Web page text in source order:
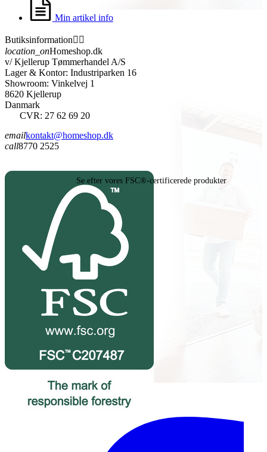
Min artikel info
Butiksinformation 
location_onHomeshop.dk
v/ Kjellerup Tømmerhandel A/S
Lager & Kontor: Industriparken 16
Showroom: Vinkelvej 1
8620 Kjellerup
Danmark
CVR: 27 62 69 20
emailkontakt@homeshop.dk
call8770 2525
Se efter vores FSC®-certificerede produkter